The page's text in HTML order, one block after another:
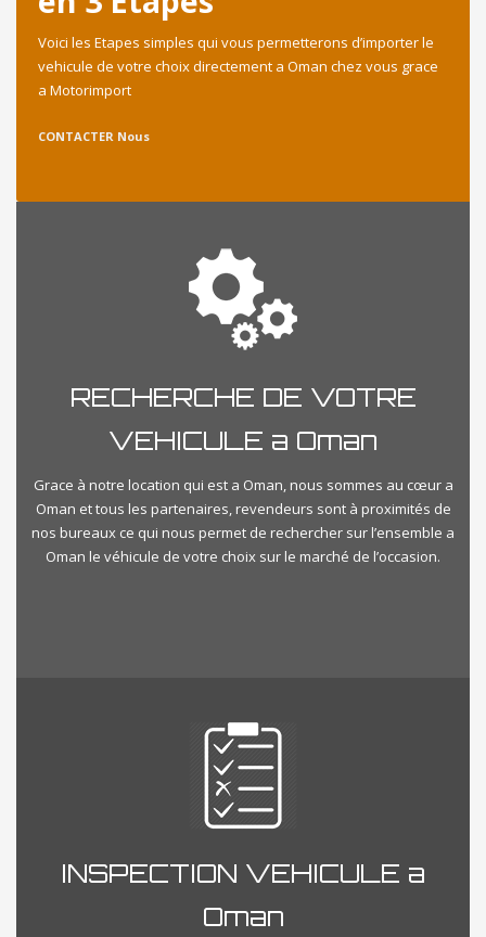
Voici les Etapes simples qui vous permetterons d’importer le
vehicule de votre choix directement a Oman chez vous grace
a Motorimport
CONTACTER Nous
RECHERCHE DE VOTRE
VEHICULE a Oman
Grace à notre location qui est a Oman, nous sommes au cœur a
Oman et tous les partenaires, revendeurs sont à proximités de
nos bureaux ce qui nous permet de rechercher sur l’ensemble a
Oman le véhicule de votre choix sur le marché de l’occasion.
INSPECTION VEHICULE a
Oman